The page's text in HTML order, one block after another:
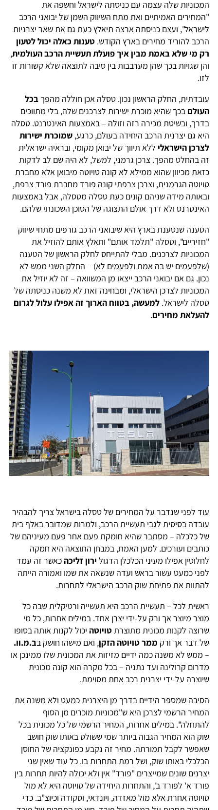
המכוניות שלה עצמה עם כניסתה לישראל וחשפה את
"המחירים האמיתיים ואת מתח השיווק השמן של יבואני הרכב
לישראל", ועצם כניסתה ארצה תיאלץ כעת גם את שאר יצרניות
הרכב להוריד מחירים בארץ הקודש. טענות כאלה יכול לטעון
רק מי שלא באמת מבין איך פועלת תעשיית הרכב העולמית,
והן שגויות בכך שהן מערבבות בין סיבה לתוצאה שלא קשורות זו
לזו.
עובדתית, החלק הראשון נכון. טסלה אכן חוללה מהפך בכל
העולם בכך שהיא מוכרת ישירות לצרכנים שלה, בלי מתווכים
בדרך, ובשיטת מכירה רזה וזולה – באמצעות האינטרנט. טסלה
היא גם יצרנית הרכב היחידה בעולם, כרגע, שמוכרת ישירות
לצרכן הישראלי ללא תיווך של יבואן מקומי, ובראיה ישראלית
זה בהחלט מהפך. צרכן גרמני, למשל, לא היה שם לב לדקות
כזאת מכיוון שהוא ממילא לא קונה טויוטה מיבואן אלא מחברת
טויוטה הגרמנית, וצרכן צרפתי קונה פורד מחברת פורד צרפת,
ובאותה מידה שניהם קונים כעת טסלה מטסלה, אבל באמצעות
האינטרנט ולא דרך אולם התצוגה של הסוכן השכונתי שלהם.
הטענה שנטענת בארץ היא שיבואני הרכב גורפים מתחי שיווק
"חזיריים", וטסלה "תלמד אותם" ותאלץ אותם להוזיל את
המכוניות לצרכנים. מבלי להתייחס לחלק הראשון של הטענה
(שלפעמים יש בה אמת ולפעמים לא) – החלק השני ממש לא
נכון. גם אם יבואני הרכב ייצאו מן המשוואה – זה לא יוזיל את
המכוניות לצרכן הישראלי, ומבחינה זאת לא משנה כניסתה של
טסלה לישראל. למעשה, בטווח הארוך זה אפילו עלול לגרום
להעלאת מחירים.
עוד לפני שנדבר על המחירים של טסלה בישראל צריך להבהיר
עובדה בסיסית לגבי תעשיית הרכב, ולמרות שמדובר באלף בית
של כלכלה – מסתבר שהיא חומקת פעם אחר פעם מעיניהם של
כותבים ועורכים. למען האמת, במבחן התוצאה היא חמקה
לחלוטין אפילו מעיני הכלכלן הדגול ירון זליכהכאשר זה עמד
לפני כמעט עשור בראש ועדה שנשאה את שמו ואמורה הייתה
להתוות את פתיחת שוק הרכב הישראלי לתחרות.
ראשית לכל – תעשיית הרכב היא תעשייה ורטיקלית שבה כל
מוצר מיוצר אך ורק על-ידי יצרן אחד. במילים אחרות, כל מי
שרוצה לקנות מכונית מתוצרתטויוטה יכול לקנות אותה בסופו
של דבר אך ורק ממר טויוטה הזקן, ואם מישהו חושק בב.מ.וו.
– ממש לא משנה כמה ידיים מזיזות את המכונית שלו ממינכן או
מדרום קרולינה ועד נתניה – בכל מקרה הוא קונה מכונית
שיוצרה על-ידי יצרנית רכב אחת מסוימת.
הסיבה שמספר הידיים בדרך מן היצרנית כמעט ולא משנה את
המחיר הרשמי לצרכן היא ש"מכוניות מוכרים מן הסוף
להתחלה". במילים אחרות, המחיר הרשמי של כל מכונית בכל
שוק הוא המחיר הגבוה ביותר שמי ששולט באותו שוק חושב
שאפשר לקבל תמורתה. מחיר זה נקבע כפונקציה של החוסן
הכלכלי באותו שוק, ושל רמת התחרות בו. כל עוד שאין שני
יצרנים שונים שמייצרים "פורד" אין ולא יכולה להיות תחרות בין
פורד א' לפורד ב', והתחרות היחידה של טויוטה היא לא מול
טויוטה אחרת אלא מול מאזדה, ויונדאי, וסקודה וכיוצ"ב. כדי